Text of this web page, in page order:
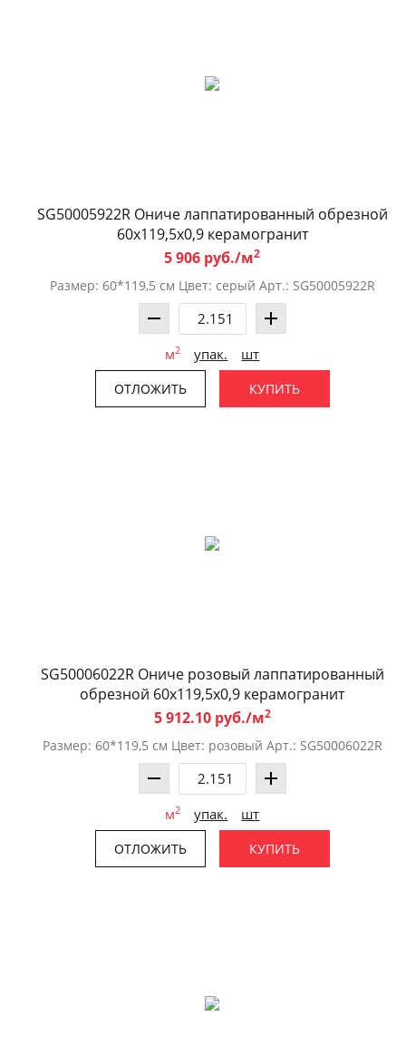
SG50005922R Ониче лаппатированный обрезной
60x119,5x0,9 керамогранит
5 906 руб./м2
Размер: 60*119,5 см Цвет: серый Арт.: SG50005922R
м2 упак. шт
ОТЛОЖИТЬ КУПИТЬ
SG50006022R Ониче розовый лаппатированный
обрезной 60x119,5x0,9 керамогранит
5 912.10 руб./м2
Размер: 60*119,5 см Цвет: розовый Арт.: SG50006022R
м2 упак. шт
ОТЛОЖИТЬ КУПИТЬ